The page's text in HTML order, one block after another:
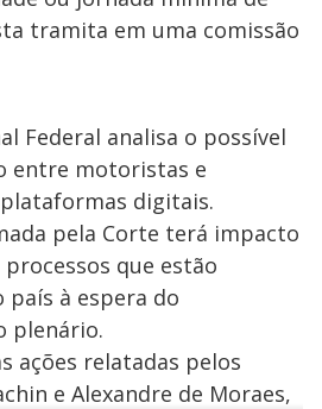
d
e
o
tramita em uma comissão
Federal analisa o possível
entre motoristas e
digitais.
pela Corte terá impacto
que estão
à espera do
plenário.
ações relatadas pelos
e Alexandre de Moraes,